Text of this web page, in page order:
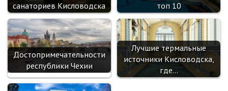
санаториев Кисловодска
топ 10
Достопримечательности
республики Чехии
Лучшие термальные
источники Кисловодска,
где…